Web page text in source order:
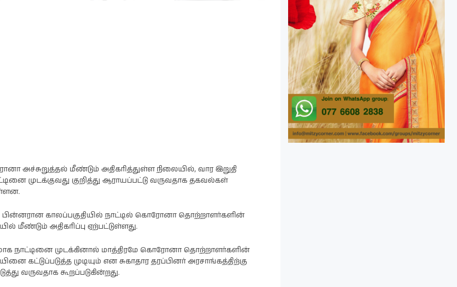
அச்சுறுத்தல் மீண்டும் அதிகரித்துள்ள நிலையில், வார இறுதி
முடக்குவது குறித்து ஆராயப்பட்டு வருவதாக தகவல்கள்
பின்னரான காலப்பகுதியில் நாட்டில் கொரோனா தொற்றாளர்களின்
மீண்டும் அதிகரிப்பு ஏற்பட்டுள்ளது.
நாட்டினை முடக்கினால் மாத்திரமே கொரோனா தொற்றாளர்களின்
கட்டுப்படுத்த முடியும் என சுகாதார தரப்பினர் அரசாங்கத்திற்கு
வருவதாக கூறப்படுகின்றது.